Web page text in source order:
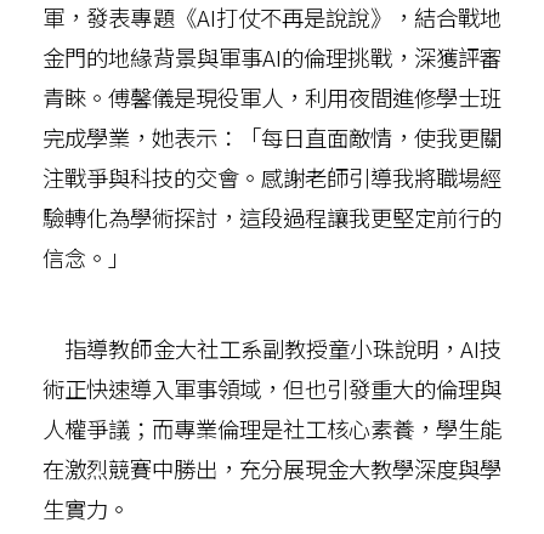
軍，發表專題《AI打仗不再是說說》，結合戰地
金門的地緣背景與軍事AI的倫理挑戰，深獲評審
青睞。傅馨儀是現役軍人，利用夜間進修學士班
完成學業，她表示：「每日直面敵情，使我更關
注戰爭與科技的交會。感謝老師引導我將職場經
驗轉化為學術探討，這段過程讓我更堅定前行的
信念。」
指導教師金大社工系副教授童小珠說明，AI技
術正快速導入軍事領域，但也引發重大的倫理與
人權爭議；而專業倫理是社工核心素養，學生能
在激烈競賽中勝出，充分展現金大教學深度與學
生實力。